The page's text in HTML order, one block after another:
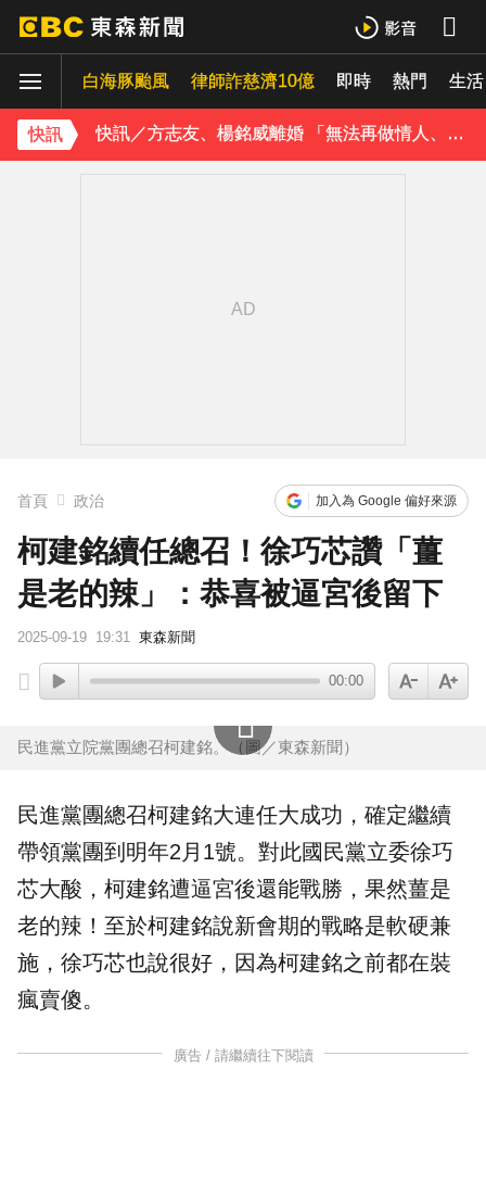
白海豚颱風 律師詐慈濟10億 即時 熱門 生活
快訊
快訊／方志友、楊銘威離婚 「無法再做情人、永遠是家人」
富婆砸錢拍短劇塞60場吻戲！男星爆「開房被包養」 親上火線揭真相
首頁 政治 加入為 Google 偏好來源
柯建銘續任總召！徐巧芯讚「薑
是老的辣」：恭喜被逼宮後留下
2025-09-19 19:31 東森新聞
00:00
民進黨立院黨團總召柯建銘。（圖／東森新聞）
民進黨團總召柯建銘大連任大成功，確定繼續
帶領黨團到明年2月1號。對此國民黨立委徐巧
芯大酸，柯建銘遭逼宮後還能戰勝，果然薑是
老的辣！至於柯建銘說新會期的戰略是軟硬兼
施，徐巧芯也說很好，因為柯建銘之前都在裝
瘋賣傻。
廣告 / 請繼續往下閱讀